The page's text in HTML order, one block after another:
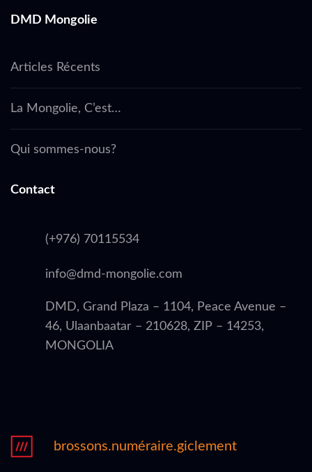
DMD Mongolie
Articles Récents
La Mongolie, C’est…
Qui sommes-nous?
Contact
(+976) 70115534
info@dmd-mongolie.com
DMD, Grand Plaza – 1104, Peace Avenue –
46, Ulaanbaatar – 210628, ZIP – 14253,
MONGOLIA
brossons.numéraire.giclement